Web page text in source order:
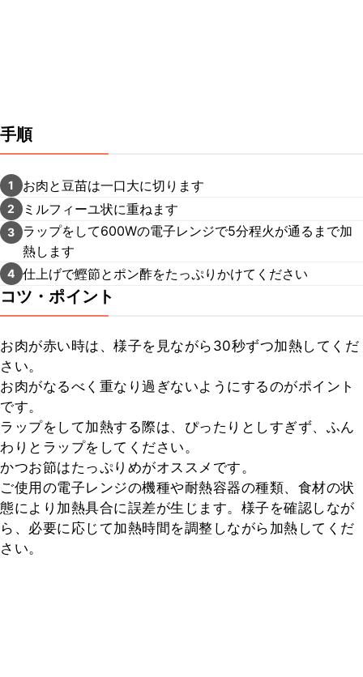
手順
1 お肉と豆苗は一口大に切ります
2 ミルフィーユ状に重ねます
3
ラップをして600Wの電子レンジで5分程火が通るまで加
熱します
4 仕上げで鰹節とポン酢をたっぷりかけてください
コツ・ポイント
お肉が赤い時は、様子を見ながら30秒ずつ加熱してくだ
さい。
お肉がなるべく重なり過ぎないようにするのがポイント
です。
ラップをして加熱する際は、ぴったりとしすぎず、ふん
わりとラップをしてください。
かつお節はたっぷりめがオススメです。
ご使用の電子レンジの機種や耐熱容器の種類、食材の状
態により加熱具合に誤差が生じます。様子を確認しなが
ら、必要に応じて加熱時間を調整しながら加熱してくだ
さい。